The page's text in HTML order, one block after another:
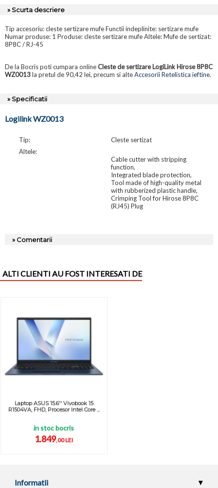
» Scurta descriere
Tip accesoriu: cleste sertizare mufe Functii indeplinite: sertizare mufe
Numar produse: 1 Produse: cleste sertizare mufe Altele: Mufe de sertizat:
8P8C / RJ-45
De la Bocris poti cumpara onlineCleste de sertizare LogiLink Hirose 8P8C
WZ0013la pretul de 90,42 lei, precum si alteAccesorii Retelistica ieftine.
» Specificatii
Logilink WZ0013
Tip:
Cleste sertizat
Altele:
Cable cutter with stripping
function,
Integrated blade protection,
Tool made of high-quality metal
with rubberized plastic handle,
Crimping Tool for Hirose 8P8C
(RJ45) Plug
» Comentarii
ALTI CLIENTI AU FOST INTERESATI DE
Laptop ASUS 15.6'' Vivobook 15
R1504VA, FHD, Procesor Intel Core ...
in stoc bocris
1.849,00 LEI
Informatii